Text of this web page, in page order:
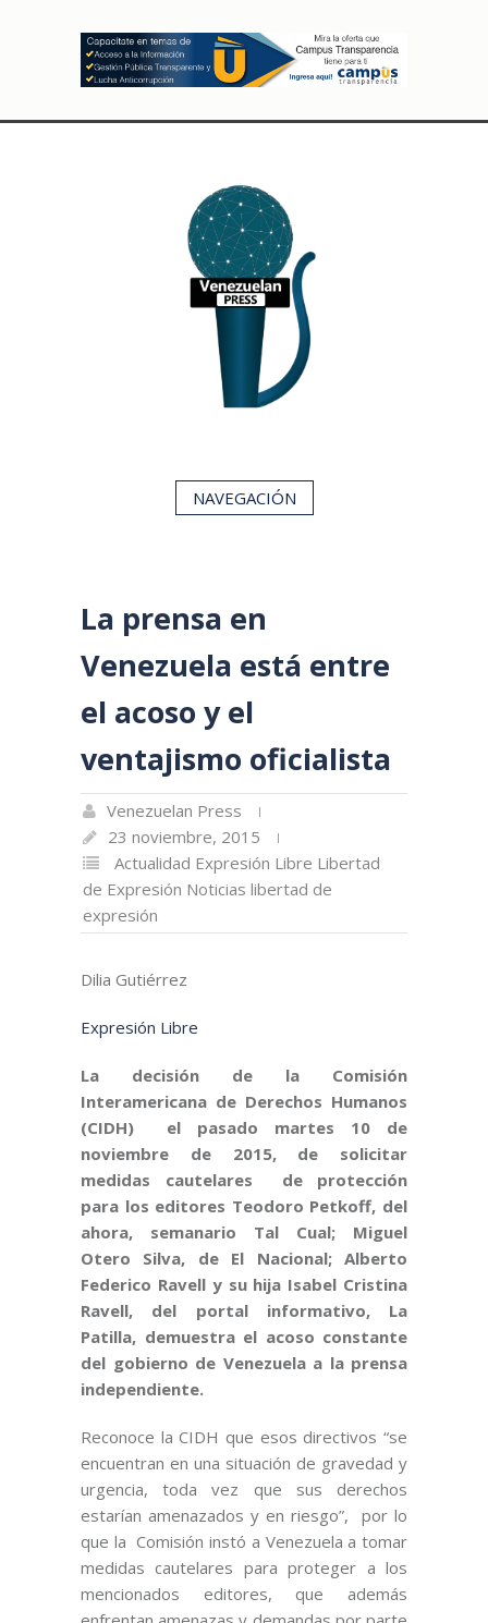
NAVEGACIÓN
La prensa en
Venezuela está entre
el acoso y el
ventajismo oficialista
Venezuelan Press
23 noviembre, 2015
Actualidad Expresión Libre Libertad
de Expresión Noticias libertad de
expresión
Dilia Gutiérrez
Expresión Libre
La decisión de la Comisión
Interamericana de Derechos Humanos
(CIDH) el pasado martes 10 de
noviembre de 2015, de solicitar
medidas cautelares de protección
para los editores Teodoro Petkoff, del
ahora, semanario Tal Cual; Miguel
Otero Silva, de El Nacional; Alberto
Federico Ravell y su hija Isabel Cristina
Ravell, del portal informativo, La
Patilla, demuestra el acoso constante
del gobierno de Venezuela a la prensa
independiente.
Reconoce la CIDH que esos directivos “se
encuentran en una situación de gravedad y
urgencia, toda vez que sus derechos
estarían amenazados y en riesgo”, por lo
que la Comisión instó a Venezuela a tomar
medidas cautelares para proteger a los
mencionados editores, que además